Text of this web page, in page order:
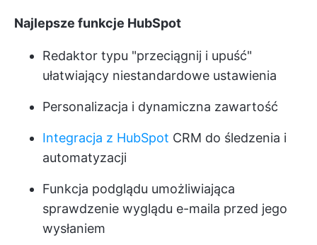
Najlepsze funkcje HubSpot
Redaktor typu "przeciągnij i upuść"
ułatwiający niestandardowe ustawienia
Personalizacja i dynamiczna zawartość
Integracja z HubSpot CRM do śledzenia i
automatyzacji
Funkcja podglądu umożliwiająca
sprawdzenie wyglądu e-maila przed jego
wysłaniem